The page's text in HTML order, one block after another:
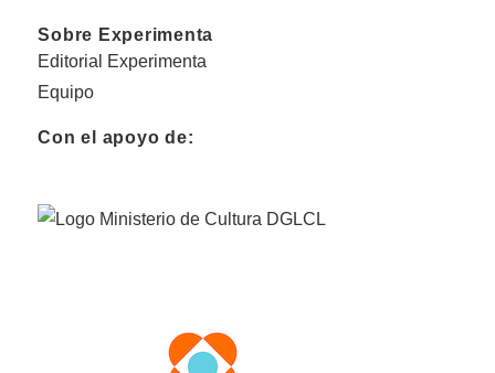
Sobre Experimenta
Editorial Experimenta
Equipo
Con el apoyo de: